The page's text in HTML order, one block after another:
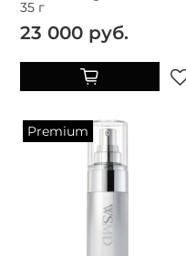
35 г
23 000 руб.
Premium